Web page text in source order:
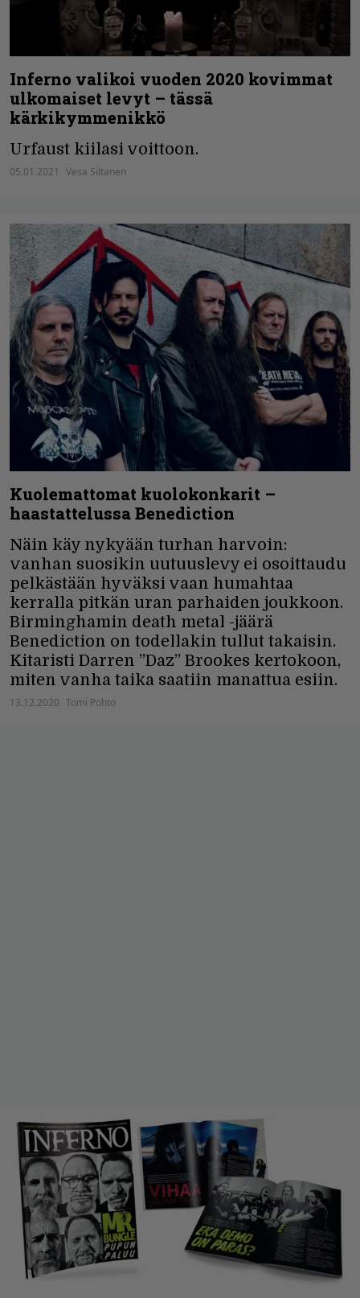
Inferno valikoi vuoden 2020 kovimmat
ulkomaiset levyt – tässä
kärkikymmenikkö
Urfaust kiilasi voittoon.
05.01.2021 Vesa Siltanen
Kuolemattomat kuolokonkarit –
haastattelussa Benediction
Näin käy nykyään turhan harvoin:
vanhan suosikin uutuuslevy ei osoittaudu
pelkästään hyväksi vaan humahtaa
kerralla pitkän uran parhaiden joukkoon.
Birminghamin death metal -jäärä
Benediction on todellakin tullut takaisin.
Kitaristi Darren ”Daz” Brookes kertokoon,
miten vanha taika saatiin manattua esiin.
13.12.2020 Tomi Pohto